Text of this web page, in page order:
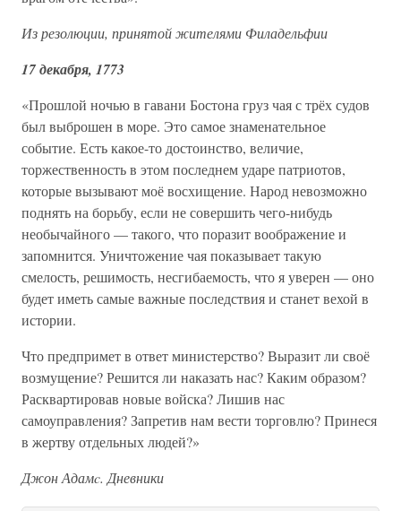
Из резолюции, принятой жителями Филадельфии
17 декабря, 1773
«Прошлой ночью в гавани Бостона груз чая с трёх судов
был выброшен в море. Это самое знаменательное
событие. Есть какое-то достоинство, величие,
торжественность в этом последнем ударе патриотов,
которые вызывают моё восхищение. Народ невозможно
поднять на борьбу, если не совершить чего-нибудь
необычайного — такого, что поразит воображение и
запомнится. Уничтожение чая показывает такую
смелость, решимость, несгибаемость, что я уверен — оно
будет иметь самые важные последствия и станет вехой в
истории.
Что предпримет в ответ министерство? Выразит ли своё
возмущение? Решится ли наказать нас? Каким образом?
Расквартировав новые войска? Лишив нас
самоуправления? Запретив нам вести торговлю? Принеся
в жертву отдельных людей?»
Джон Адамc. Дневники